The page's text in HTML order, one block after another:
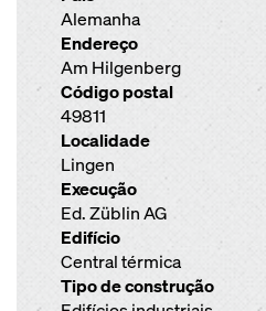
Alemanha
Endereço
Am Hilgenberg
Código postal
49811
Localidade
Lingen
Execução
Ed. Züblin AG
Edifício
Central térmica
Tipo de construção